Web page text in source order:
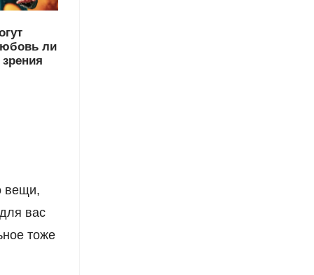
ли
вещи,
вас
тоже